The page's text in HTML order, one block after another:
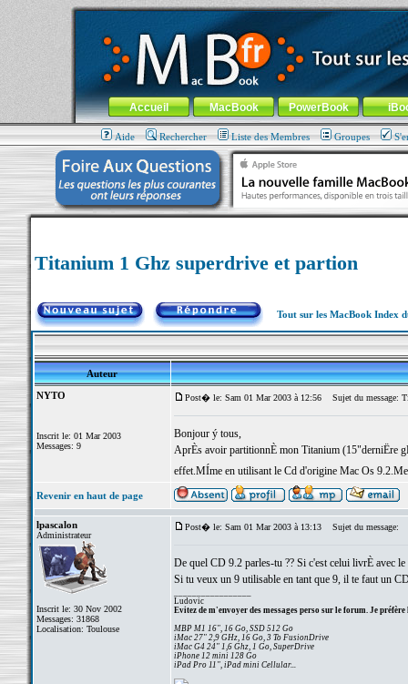
MacBook-fr.com : 100% Apple... 100% nomade !
Aller au contenu-Aller au menu général-Aller au menu de
Menu général
Accueil MacBook PowerBook
Aide Rechercher Liste des Membres Groupes
Titanium 1 Ghz superdrive et partion
Tout sur les MacBook Index
Auteur
NYTO
Inscrit le: 01 Mar 2003
Messages: 9
Post� le: Sam 01 Mar 2003 à 12:56 Sujet du message:
Bonjour ý tous,
AprÈs avoir partitionnÈ mon Titanium (15"derniËre
effet.MÍme en utilisant le Cd d'origine Mac Os
Revenir en haut de page
lpascalon
Administrateur
Inscrit le: 30 Nov 2002
Messages: 31868
Localisation: Toulouse
Post� le: Sam 01 Mar 2003 à 13:13 Sujet du message:
De quel CD 9.2 parles-tu ?? Si c'est celui livrÈ avec
Si tu veux un 9 utilisable en tant que 9, il te faut un
Ludovic
Evitez de m'envoyer des messages perso sur le forum. Je préfère
MBP M1 16", 16 Go, SSD 512 Go
iMac 27" 2,9 GHz, 16 Go, 3 To FusionDrive
iMac G4 24" 1,6 Ghz, 1 Go, SuperDrive
iPhone 12 mini 128 Go
iPad Pro 11", iPad mini Cellular...